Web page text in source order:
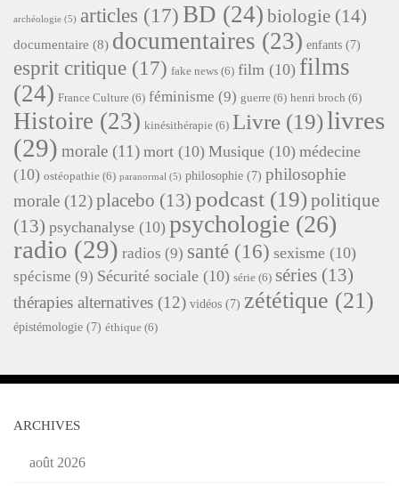
archéologie (5) articles (17) BD (24) biologie (14)
documentaire (8) documentaires (23) enfants (7)
esprit critique (17) fake news (6) film (10) films
(24) France Culture (6) féminisme (9) guerre (6) henri broch (6)
Histoire (23) kinésithérapie (6) Livre (19)livres
(29) morale (11) mort (10) Musique (10) médecine
(10) ostéopathie (6) paranormal (5) philosophie (7) philosophie
morale (12)placebo (13) podcast (19)politique
(13) psychanalyse (10) psychologie (26)
radio (29) radios (9) santé (16) sexisme (10)
spécisme (9) Sécurité sociale (10) série (6) séries (13)
thérapies alternatives (12) vidéos (7) zététique (21)
épistémologie (7) éthique (6)
ARCHIVES
août 2026